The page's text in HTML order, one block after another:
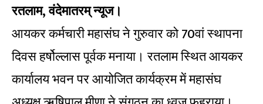
रतलाम, वंदेमातरम् न्यूज।
आयकर कर्मचारी महासंघ ने गुरुवार को 70वां स्थापना
दिवस हर्षोल्लास पूर्वक मनाया। रतलाम स्थित आयकर
कार्यालय भवन पर आयोजित कार्यक्रम में महासंघ